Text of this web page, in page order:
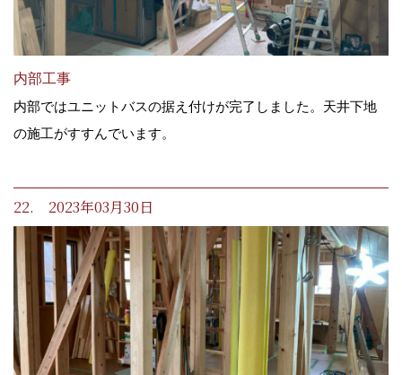
内部工事
内部ではユニットバスの据え付けが完了しました。天井下地
の施工がすすんでいます。
22. 2023年03月30日